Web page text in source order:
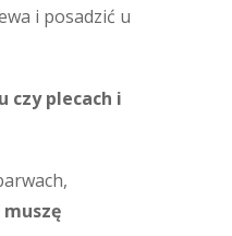
i posadzić u
czy plecach i